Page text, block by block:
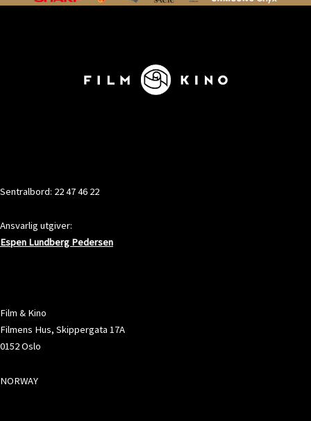
Sentralbord: 22 47 46 22
Ansvarlig utgiver:
Espen Lundberg Pedersen
Film & Kino
Filmens Hus, Skippergata 17A
0152 Oslo
NORWAY